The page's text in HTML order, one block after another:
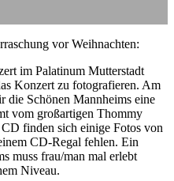
vor Weihnachten:
im Palatinum Mutterstadt
Konzert zu fotografieren. Am
die Schönen Mannheims eine
vom großartigen Thommy
finden sich einige Fotos von
CD-Regal fehlen. Ein
muss frau/man mal erlebt
Niveau.